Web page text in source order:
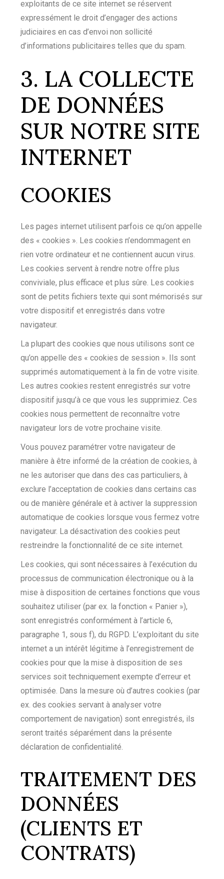
exploitants de ce site internet se réservent
expressément le droit d’engager des actions
judiciaires en cas d’envoi non sollicité
d’informations publicitaires telles que du spam.
3. LA COLLECTE
DE DONNÉES
SUR NOTRE SITE
INTERNET
COOKIES
Les pages internet utilisent parfois ce qu’on appelle
des « cookies ». Les cookies n’endommagent en
rien votre ordinateur et ne contiennent aucun virus.
Les cookies servent à rendre notre offre plus
conviviale, plus efficace et plus sûre. Les cookies
sont de petits fichiers texte qui sont mémorisés sur
votre dispositif et enregistrés dans votre
navigateur.
La plupart des cookies que nous utilisons sont ce
qu’on appelle des « cookies de session ». Ils sont
supprimés automatiquement à la fin de votre visite.
Les autres cookies restent enregistrés sur votre
dispositif jusqu’à ce que vous les supprimiez. Ces
cookies nous permettent de reconnaître votre
navigateur lors de votre prochaine visite.
Vous pouvez paramétrer votre navigateur de
manière à être informé de la création de cookies, à
ne les autoriser que dans des cas particuliers, à
exclure l’acceptation de cookies dans certains cas
ou de manière générale et à activer la suppression
automatique de cookies lorsque vous fermez votre
navigateur. La désactivation des cookies peut
restreindre la fonctionnalité de ce site internet.
Les cookies, qui sont nécessaires à l’exécution du
processus de communication électronique ou à la
mise à disposition de certaines fonctions que vous
souhaitez utiliser (par ex. la fonction « Panier »),
sont enregistrés conformément à l’article 6,
paragraphe 1, sous f), du RGPD. L’exploitant du site
internet a un intérêt légitime à l’enregistrement de
cookies pour que la mise à disposition de ses
services soit techniquement exempte d’erreur et
optimisée. Dans la mesure où d’autres cookies (par
ex. des cookies servant à analyser votre
comportement de navigation) sont enregistrés, ils
seront traités séparément dans la présente
déclaration de confidentialité.
TRAITEMENT DES
DONNÉES
(CLIENTS ET
CONTRATS)